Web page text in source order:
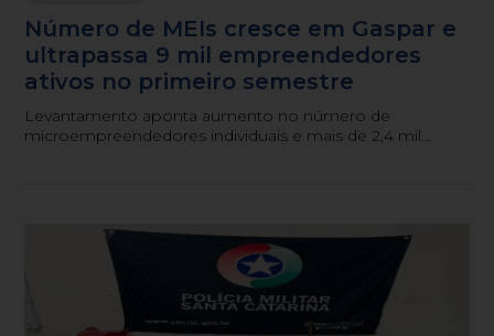
Número de MEIs cresce em Gaspar e
ultrapassa 9 mil empreendedores
ativos no primeiro semestre
Levantamento aponta aumento no número de
microempreendedores individuais e mais de 2,4 mil